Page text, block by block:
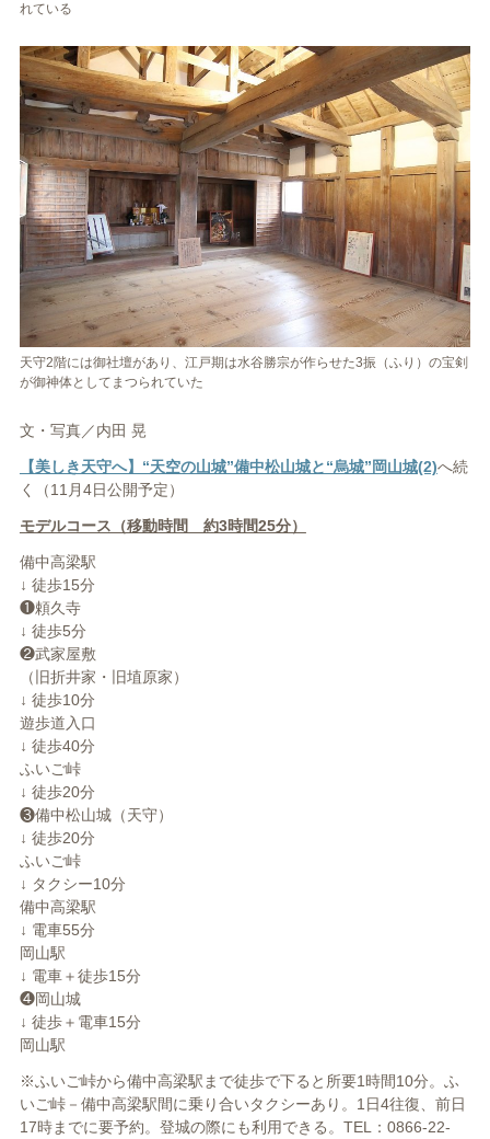
れている
天守2階には御社壇があり、江戸期は水谷勝宗が作らせた3振（ふり）の宝剣
が御神体としてまつられていた
文・写真／内田 晃
【美しき天守へ】“天空の山城”備中松山城と“烏城”岡山城(2)へ続
く（11月4日公開予定）
モデルコース（移動時間 約3時間25分）
備中高梁駅
↓ 徒歩15分
❶頼久寺
↓ 徒歩5分
❷武家屋敷
（旧折井家・旧埴原家）
↓ 徒歩10分
遊歩道入口
↓ 徒歩40分
ふいご峠
↓ 徒歩20分
❸備中松山城（天守）
↓ 徒歩20分
ふいご峠
↓ タクシー10分
備中高梁駅
↓ 電車55分
岡山駅
↓ 電車＋徒歩15分
❹岡山城
↓ 徒歩＋電車15分
岡山駅
※ふいご峠から備中高梁駅まで徒歩で下ると所要1時間10分。ふ
いご峠－備中高梁駅間に乗り合いタクシーあり。1日4往復、前日
17時までに要予約。登城の際にも利用できる。TEL：0866-22-